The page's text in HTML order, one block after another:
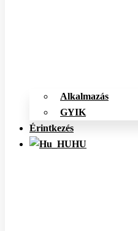
Alkalmazás
GYIK
Érintkezés
HU